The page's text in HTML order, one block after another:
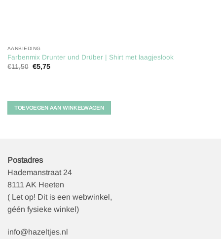
AANBIEDING
Farbenmix Drunter und Drüber | Shirt met laagjeslook
€11,50 Oorspronkelijke
€5,75Huidige
TOEVOEGEN AAN WINKELWAGEN
Postadres
Hademanstraat 24
8111 AK Heeten
( Let op! Dit is een webwinkel,
géén fysieke winkel)
info@hazeltjes.nl